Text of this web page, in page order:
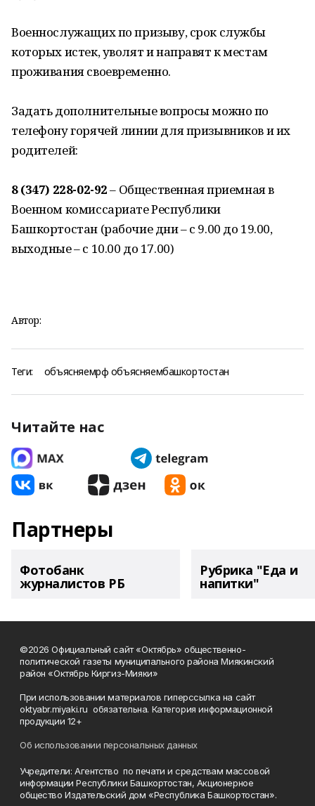
Военнослужащих по призыву, срок службы
которых истек, уволят и направят к местам
проживания своевременно.
Задать дополнительные вопросы можно по
телефону горячей линии для призывников и их
родителей:
8 (347) 228-02-92– Общественная приемная в
Военном комиссариате Республики
Башкортостан (рабочие дни – с 9.00 до 19.00,
выходные – с 10.00 до 17.00)
Автор:
Теги: объясняемрф объясняембашкортостан
Читайте нас
Партнеры
Фотобанк
журналистов РБ
Рубрика "Еда и
напитки"
©2026 Официальный сайт «Октябрь» общественно-
политической газеты муниципального района Миякинский
район «Октябрь Киргиз-Мияки»
При использовании материалов гиперссылка на сайт
oktyabr.miyaki.ru обязательна. Категория информационной
продукции 12+
Об использовании персональных данных
Учредители: Агентство по печати и средствам массовой
информации Республики Башкортостан, Акционерное
общество Издательский дом «Республика Башкортостан».